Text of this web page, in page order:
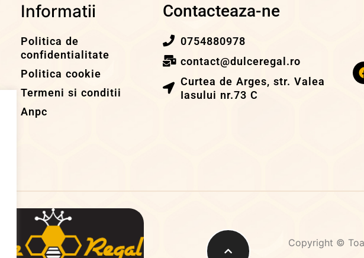
Informatii
Politica de
confidentialitate
Politica cookie
Termeni si conditii
Anpc
Contacteaza-ne
0754880978
contact@dulceregal.ro
Curtea de Arges, str. Valea
Iasului nr.73 C
Copyright ©